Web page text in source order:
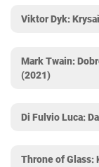
Viktor Dyk:
Mark Twain:
(2021)
Di Fulvio Luca:
Throne of Glass: